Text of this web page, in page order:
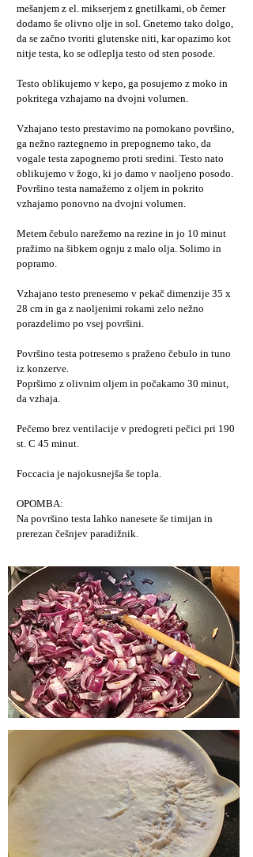
mešanjem z el. mikserjem z gnetilkami, ob čemer
dodamo še olivno olje in sol. Gnetemo tako dolgo,
da se začno tvoriti glutenske niti, kar opazimo kot
nitje testa, ko se odleplja testo od sten posode.
Testo oblikujemo v kepo, ga posujemo z moko in
pokritega vzhajamo na dvojni volumen.
Vzhajano testo prestavimo na pomokano površino,
ga nežno raztegnemo in prepognemo tako, da
vogale testa zapognemo proti sredini. Testo nato
oblikujemo v žogo, ki jo damo v naoljeno posodo.
Površino testa namažemo z oljem in pokrito
vzhajamo ponovno na dvojni volumen.
Metem čebulo narežemo na rezine in jo 10 minut
pražimo na šibkem ognju z malo olja. Solimo in
popramo.
Vzhajano testo prenesemo v pekač dimenzije 35 x
28 cm in ga z naoljenimi rokami zelo nežno
porazdelimo po vsej površini.
Površino testa potresemo s praženo čebulo in tuno
iz konzerve.
Popršimo z olivnim oljem in počakamo 30 minut,
da vzhaja.
Pečemo brez ventilacije v predogreti pečici pri 190
st. C 45 minut.
Foccacia je najokusnejša še topla.
OPOMBA:
Na površino testa lahko nanesete še timijan in
prerezan češnjev paradižnik.